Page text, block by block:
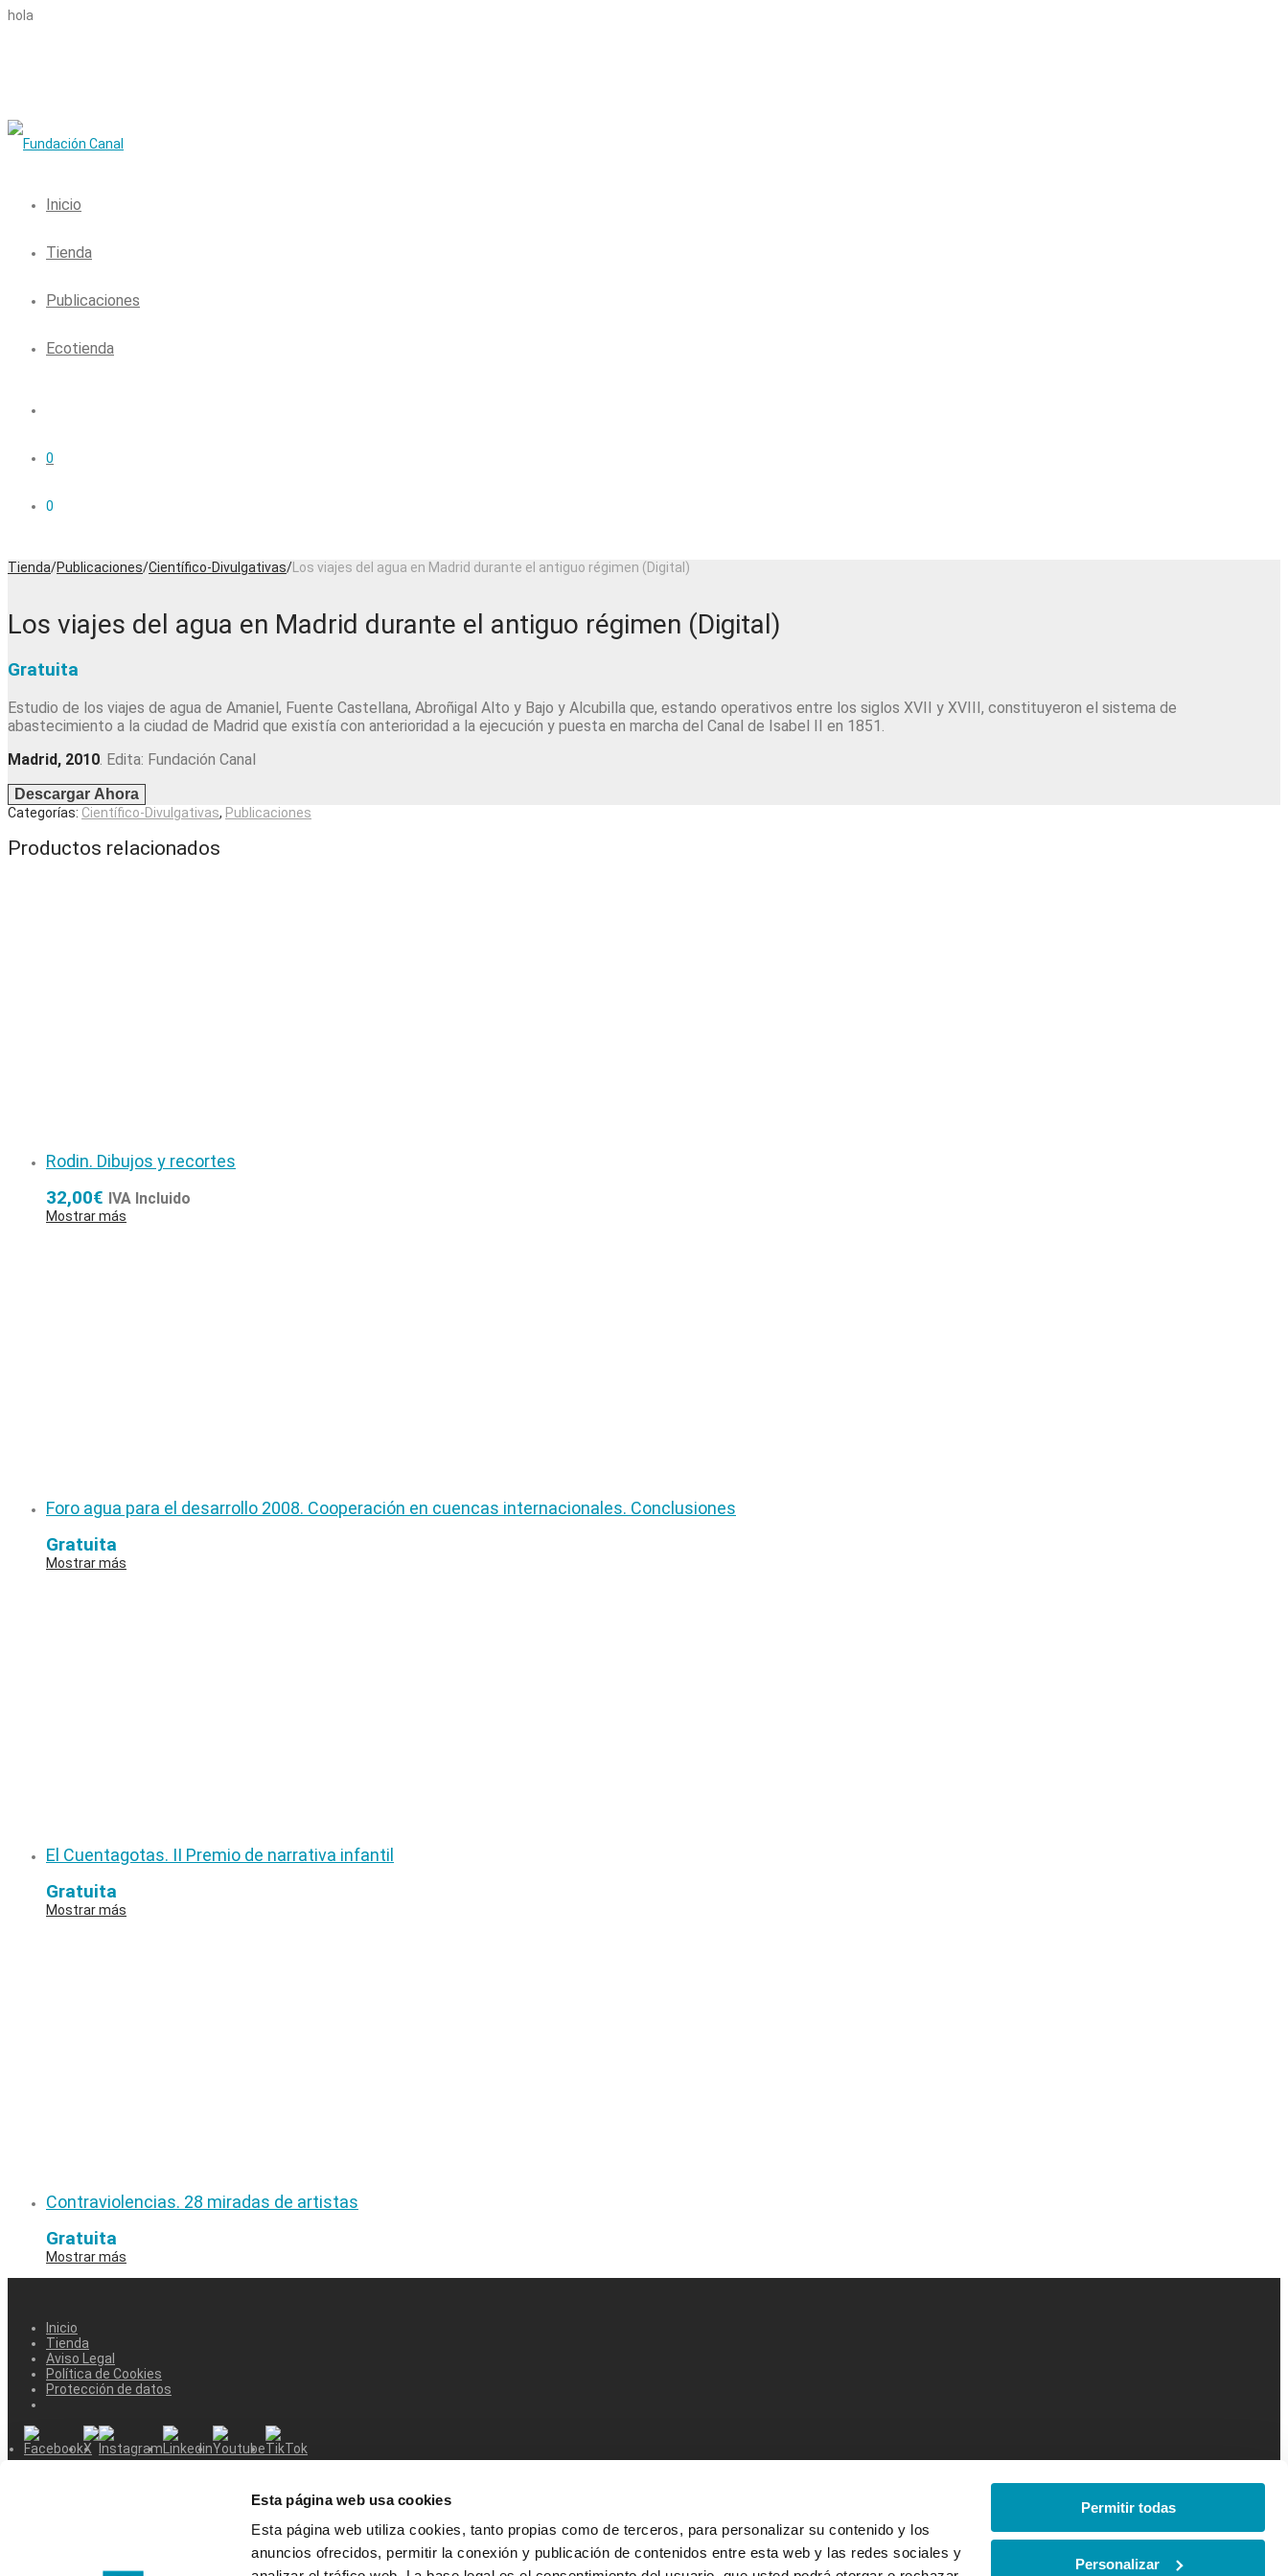
Esta página web usa cookies
Esta página web utiliza cookies, tanto propias como de terceros, para personalizar su contenido y los
anuncios ofrecidos, permitir la conexión y publicación de contenidos entre esta web y las redes sociales y
Permitir todas
Personalizar
hola
Inicio
Tienda
Publicaciones
Ecotienda
0
0
Tienda/Publicaciones/Científico-Divulgativas/ Los viajes del agua en Madrid durante el antiguo régimen (Digital)
Los viajes del agua en Madrid durante el antiguo régimen (Digital)
Gratuita
Estudio de los viajes de agua de Amaniel, Fuente Castellana, Abroñigal Alto y Bajo y Alcubilla que, estando operativos entre los siglos XVII y XVIII, constituyeron el sistema de
abastecimiento a la ciudad de Madrid que existía con anterioridad a la ejecución y puesta en marcha del Canal de Isabel II en 1851.
Madrid, 2010 . Edita: Fundación Canal
Descargar Ahora
Categorías: Científico-Divulgativas, Publicaciones
Productos relacionados
Rodin. Dibujos y recortes
32,00€ IVA Incluido
Mostrar más
Foro agua para el desarrollo 2008. Cooperación en cuencas internacionales. Conclusiones
Gratuita
Mostrar más
El Cuentagotas. II Premio de narrativa infantil
Gratuita
Mostrar más
Contraviolencias. 28 miradas de artistas
Gratuita
Mostrar más
Inicio
Tienda
Aviso Legal
Política de Cookies
Protección de datos